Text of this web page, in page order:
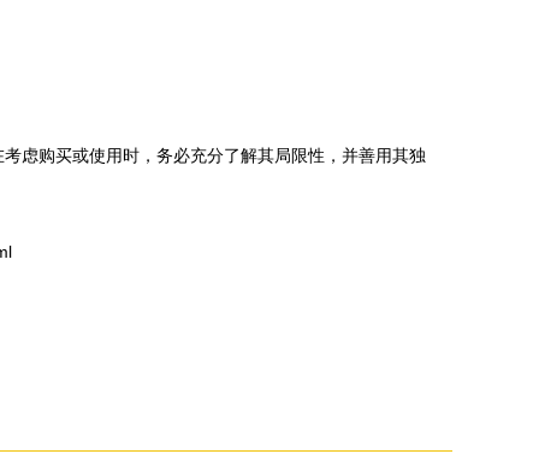
虑购买或使用时，务必充分了解其局限性，并善用其独